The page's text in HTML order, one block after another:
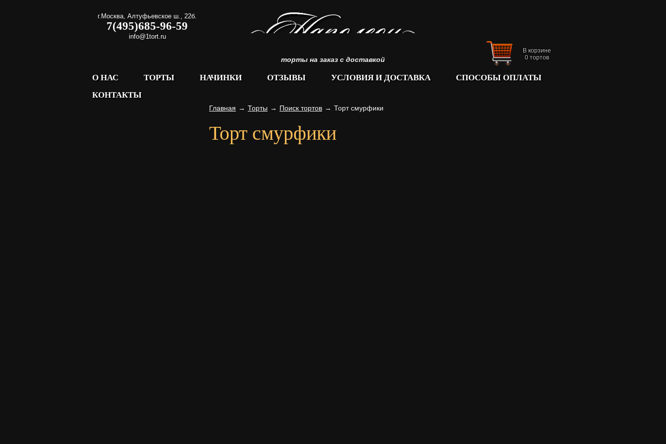
г.Москва, Алтуфьевское ш., 22б.
7(495)685-96-59
info@1tort.ru
торты на заказ с доставкой
В корзине
0 тортов
О НАС ТОРТЫ НАЧИНКИ ОТЗЫВЫ УСЛОВИЯ И ДОСТАВКА
СПОСОБЫ ОПЛАТЫ
КОНТАКТЫ
Главная → Торты → Поиск тортов → Торт смурфики
Торт смурфики